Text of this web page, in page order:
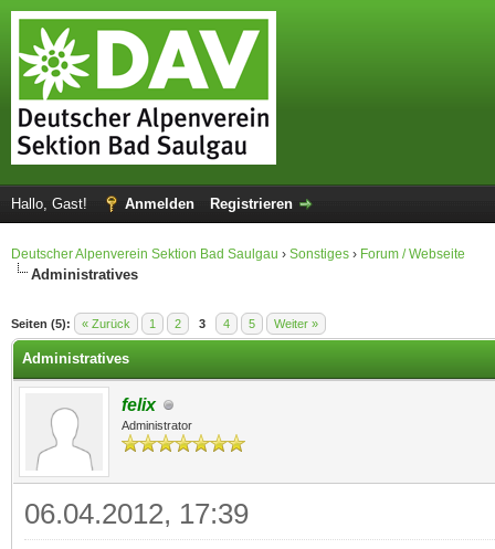
Hallo, Gast! Anmelden Registrieren
Deutscher Alpenverein Sektion Bad Saulgau › Sonstiges › Forum / Webseite
Administratives
Seiten (5): « Zurück 1 2 3 4 5 Weiter »
Durchschnitt
Administratives
felix
Administrator
06.04.2012, 17:39